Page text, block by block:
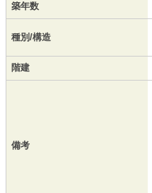
築年数
種別/構造
階建
備考